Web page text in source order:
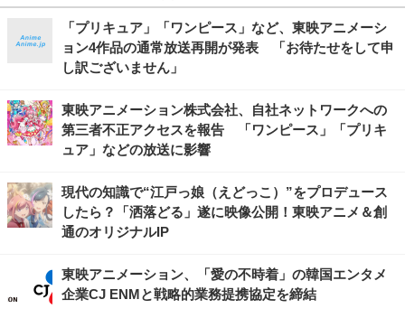
「プリキュア」「ワンピース」など、東映アニメーシ
ョン4作品の通常放送再開が発表 「お待たせをして申
し訳ございません」
東映アニメーション株式会社、自社ネットワークへの
第三者不正アクセスを報告 「ワンピース」「プリキ
ュア」などの放送に影響
現代の知識で“江戸っ娘（えどっこ）”をプロデュース
したら？「洒落どる」遂に映像公開！東映アニメ＆創
通のオリジナルIP
東映アニメーション、「愛の不時着」の韓国エンタメ
企業CJ ENMと戦略的業務提携協定を締結